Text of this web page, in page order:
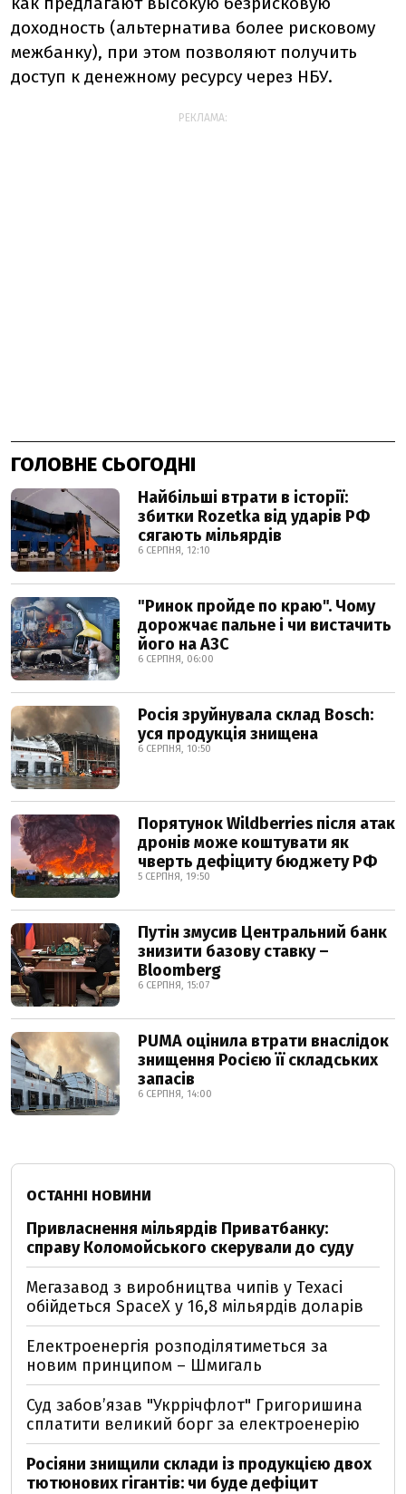
доходность (альтернатива более рисковому
межбанку), при этом позволяют получить
доступ к денежному ресурсу через НБУ.
РЕКЛАМА:
ГОЛОВНЕ СЬОГОДНІ
Найбільші втрати в історії:
збитки Rozetka від ударів РФ
сягають мільярдів
6 СЕРПНЯ, 12:10
"Ринок пройде по краю". Чому
дорожчає пальне і чи вистачить
його на АЗС
6 СЕРПНЯ, 06:00
Росія зруйнувала склад Bosch:
уся продукція знищена
6 СЕРПНЯ, 10:50
Порятунок Wildberries після атак
дронів може коштувати як
чверть дефіциту бюджету РФ
5 СЕРПНЯ, 19:50
Путін змусив Центральний банк
знизити базову ставку –
Bloomberg
6 СЕРПНЯ, 15:07
PUMA оцінила втрати внаслідок
знищення Росією її складських
запасів
6 СЕРПНЯ, 14:00
ОСТАННІ НОВИНИ
Привласнення мільярдів Приватбанку:
справу Коломойського скерували до суду
Мегазавод з виробництва чипів у Техасі
обійдеться SpaceX у 16,8 мільярдів доларів
Електроенергія розподілятиметься за
новим принципом – Шмигаль
Суд забов’язав "Укррічфлот" Григоришина
сплатити великий борг за електроенерію
Росіяни знищили склади із продукцією двох
тютюнових гігантів: чи буде дефіцит